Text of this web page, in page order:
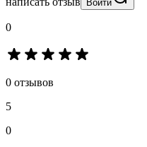
Войти
0
0 отзывов
5
0